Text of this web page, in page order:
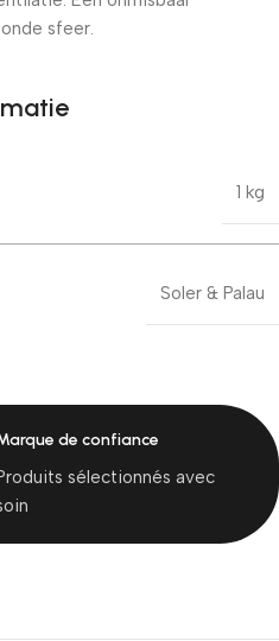
sfeer.
1 kg
Soler & Palau
de confiance
sélectionnés avec